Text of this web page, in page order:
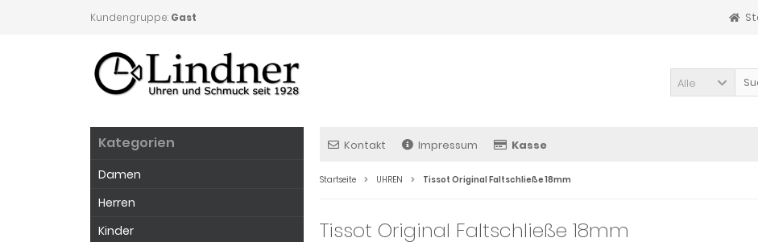
Kundengruppe: Gast
Alle
Kontakt Impressum Kasse
Startseite UHREN Tissot Original Faltschließe 18mm
Tissot Original Faltschließe 18mm
Kategorien
Damen
Herren
Kinder